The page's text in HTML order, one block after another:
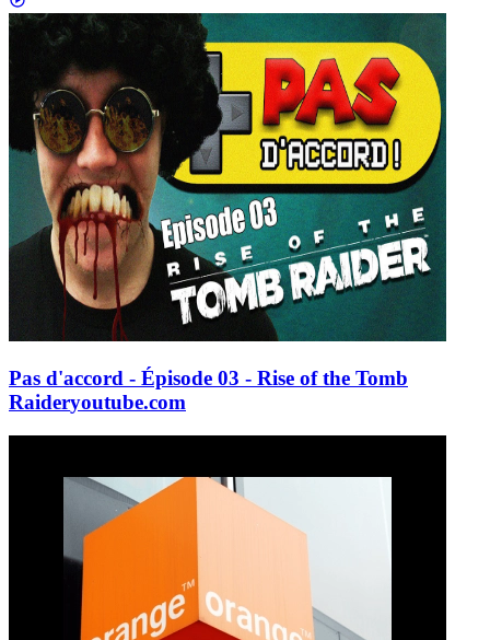
Pas d'accord - Épisode 03 - Rise of the Tomb
Raideryoutube.com